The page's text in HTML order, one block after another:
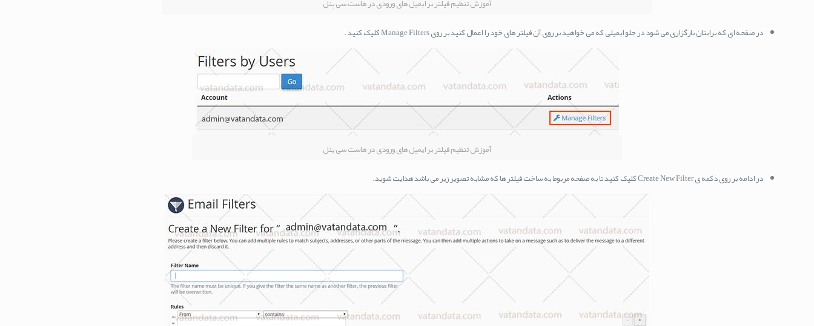
آموزش تنظیم فیلتر بر ایمیل های ورودی در هاست سی پنل
در صفحه ای که برایتان بارگزاری می شود در جلو ایمیلی که می خواهید بر روی آن فیلتر های خود را اعمال کنید بر روی Manage Filters کلیک کنید .
آموزش تنظیم فیلتر بر ایمیل های ورودی در هاست سی پنل
در ادامه بر روی دکمه ی Create New Filter کلیک کنید تا به صفحه مربوط به ساخت فیلتر ها که مشابه تصویر زیر می باشد هدایت شوید.